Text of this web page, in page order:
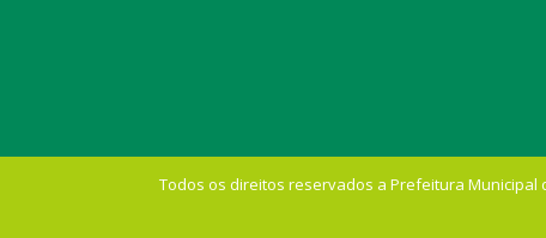
Todos os direitos reservados a Prefeitura Municipal